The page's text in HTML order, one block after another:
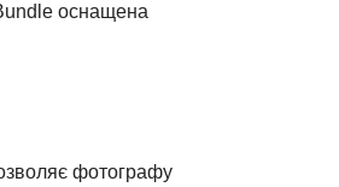
оснащена
фотографу